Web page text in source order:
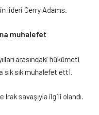
lideri Gerry Adams.
muhalefet
arasındaki hükümeti
sık muhalefet etti.
savaşıyla ilgili olandı.